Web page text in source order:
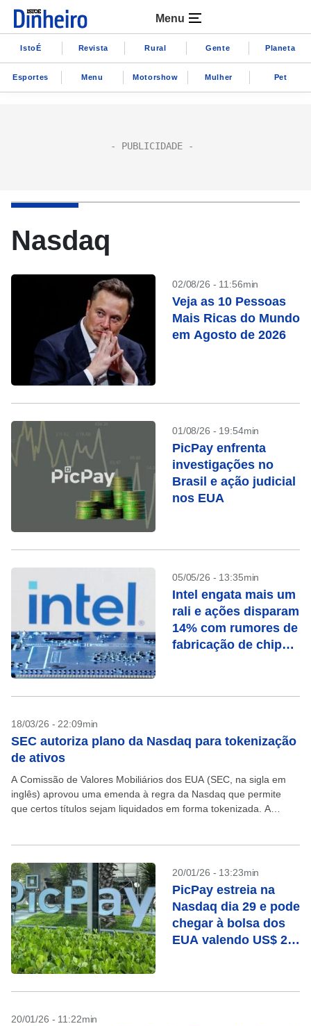
Menu
IstoÉ Revista Rural Gente Planeta
Esportes Menu Motorshow Mulher Pet
Nasdaq
02/08/26 - 11:56min
Veja as 10 Pessoas
Mais Ricas do Mundo
em Agosto de 2026
01/08/26 - 19:54min
PicPay enfrenta
investigações no
Brasil e ação judicial
nos EUA
05/05/26 - 13:35min
Intel engata mais um
rali e ações disparam
14% com rumores de
fabricação de chips
18/03/26 - 22:09min
SEC autoriza plano da Nasdaq para tokenização
de ativos
A Comissão de Valores Mobiliários dos EUA (SEC, na sigla em
inglês) aprovou uma emenda à regra da Nasdaq que permite
que certos títulos sejam liquidados em forma tokenizada. A
20/01/26 - 13:23min
PicPay estreia na
Nasdaq dia 29 e pode
chegar à bolsa dos
EUA valendo US$ 2,6
20/01/26 - 11:22min